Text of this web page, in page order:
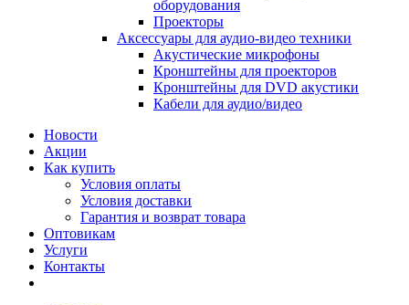
оборудования
Проекторы
Аксессуары для аудио-видео техники
Акустические микрофоны
Кронштейны для проекторов
Кронштейны для DVD акустики
Кабели для аудио/видео
Новости
Акции
Как купить
Условия оплаты
Условия доставки
Гарантия и возврат товара
Оптовикам
Услуги
Контакты